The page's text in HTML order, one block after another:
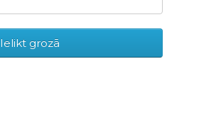
Ielikt grozā